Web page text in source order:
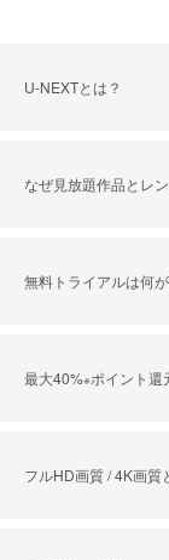
U-NEXTとは？
なぜ見放題作品とレ
無料トライアルは何
最大40%※ポイント還
フルHD画質 / 4K画質